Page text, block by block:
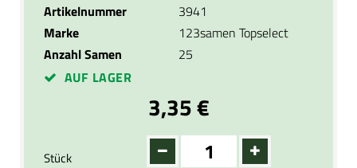
Artikelnummer
3941
Marke
123samen Topselect
Anzahl Samen
25
AUF LAGER
3,35 €
Stück